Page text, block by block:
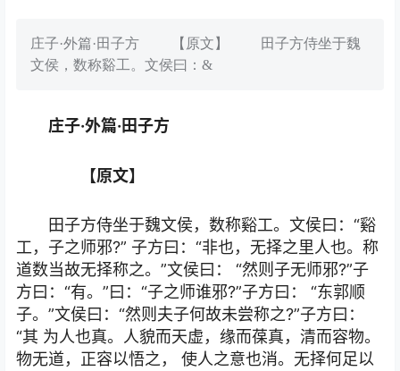
庄子·外篇·田子方 【原文】 田子方侍坐于魏
文侯，数称谿工。文侯曰：&
庄子·外篇·田子方
【原文】
田子方侍坐于魏文侯，数称谿工。文侯曰：“谿
工，子之师邪?” 子方曰：“非也，无择之里人也。称
道数当故无择称之。”文侯曰： “然则子无师邪?”子
方曰：“有。”曰：“子之师谁邪?”子方曰： “东郭顺
子。”文侯曰：“然则夫子何故未尝称之?”子方曰：
“其 为人也真。人貌而天虚，缘而葆真，清而容物。
物无道，正容以悟之， 使人之意也消。无择何足以